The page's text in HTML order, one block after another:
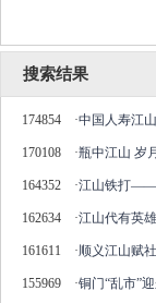
搜索结果
174854 ·中国人寿江
170108 ·瓶中江山 岁
164352 ·江山铁打——
162634 ·江山代有英
161611 ·顺义江山赋
155969 ·铜门“乱市”